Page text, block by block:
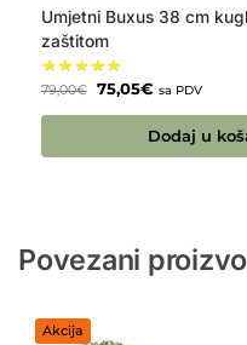
Umjetni Buxus 38 cm
zaštitom
79,00€ 75,05€ sa PDV
Dodaj u
Povezani
Akcija